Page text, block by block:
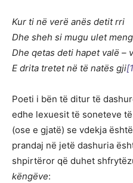
Kur ti në verë anës detit rri
Dhe sheh si mugu ulet
Dhe qetas deti hapet valë –
E drita tretet në të natës gji
Poeti i bën të ditur të
edhe lexuesit të soneteve
(ose e gjatë) se vdekja
prandaj në jetë dashuria
shpirtëror që duhet
këngëve: